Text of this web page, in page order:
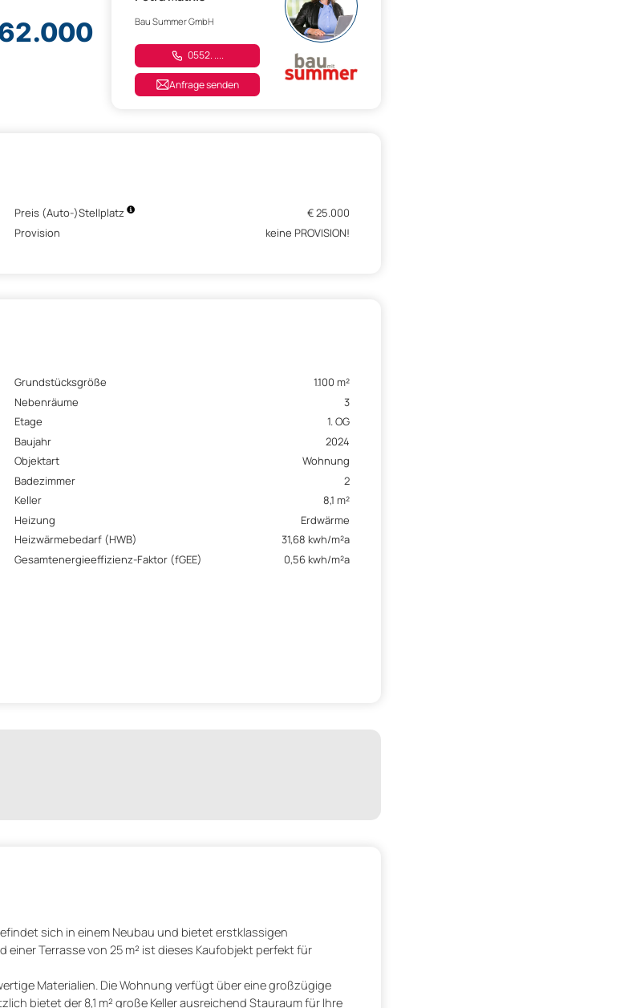
Bau Summer GmbH
0552. ....
Anfrage senden
Preis (Auto-)Stellplatz
€ 25.000
Provision keine PROVISION!
Grundstücksgröße
1.100 m²
Nebenräume
3
Etage
1. OG
Baujahr
2024
Objektart
Wohnung
Badezimmer
2
Keller
8,1 m²
Heizung
Erdwärme
Heizwärmebedarf (HWB)
31,68 kwh/m²a
Gesamtenergieeffizienz-Faktor (fGEE)
0,56 kwh/m²a
sich in einem Neubau und bietet erstklassigen
Terrasse von 25 m² ist dieses Kaufobjekt perfekt für
Materialien. Die Wohnung verfügt über eine großzügige
bietet der 8,1 m² große Keller ausreichend Stauraum für Ihre